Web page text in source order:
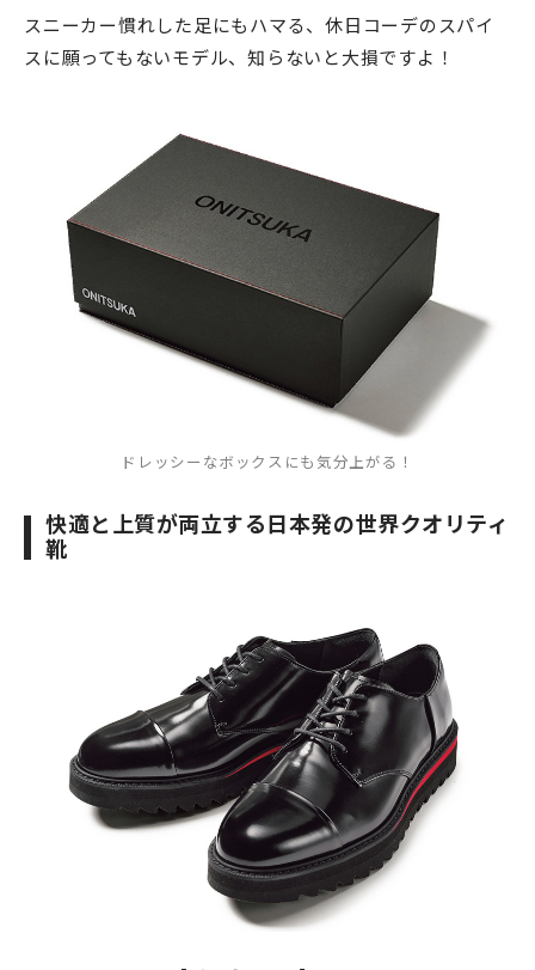
スニーカー慣れした足にもハマる、休日コーデのスパイ
スに願ってもないモデル、知らないと大損ですよ！
ドレッシーなボックスにも気分上がる！
快適と上質が両立する日本発の世界クオリティ
靴